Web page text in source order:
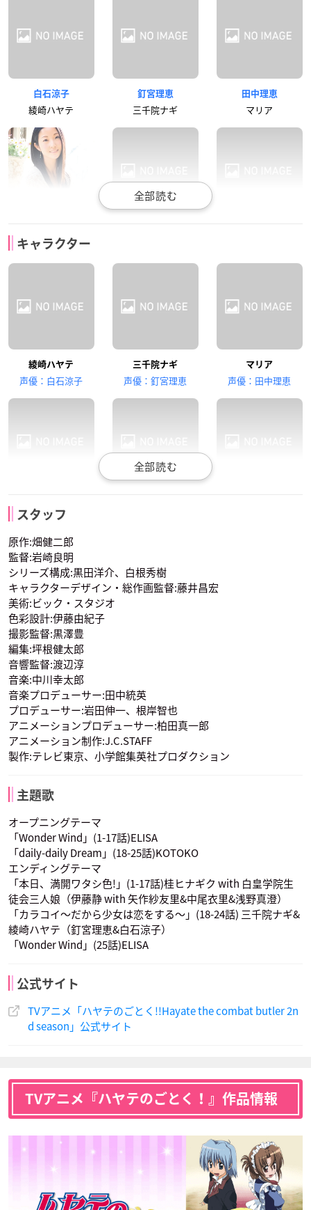
白石涼子
綾崎ハヤテ
釘宮理恵
三千院ナギ
田中理恵
マリア
桂ヒナギク
井上麻里奈
橘ワタル
中島沙樹
貴嶋サキ
矢作紗友里
瀬川泉
花菱美希
植田佳奈
愛沢咲夜
キャラクター
綾崎ハヤテ
声優：白石涼子
三千院ナギ
声優：釘宮理恵
マリア
声優：田中理恵
声優：伊藤静
橘ワタル
声優：井上麻里奈
声優：中尾衣里
愛沢咲夜
声優：植田佳奈
ソニア・シャフルナ
ーズ
声優：堀江由衣
スタッフ
原作:畑健二郎
監督:岩崎良明
シリーズ構成:黒田洋介、白根秀樹
キャラクターデザイン・総作画監督:藤井昌宏
美術:ビック・スタジオ
色彩設計:伊藤由紀子
撮影監督:黒澤豊
編集:坪根健太郎
音響監督:渡辺淳
音楽:中川幸太郎
音楽プロデューサー:田中統英
プロデューサー:岩田伸一、根岸智也
アニメーションプロデューサー:柏田真一郎
アニメーション制作:J.C.STAFF
製作:テレビ東京、小学館集英社プロダクション
主題歌
オープニングテーマ
「Wonder Wind」(1-17話)ELISA
「daily-daily Dream」(18-25話)KOTOKO
エンディングテーマ
「本日、満開ワタシ色!」(1-17話)桂ヒナギク with 白皇学院生
徒会三人娘（伊藤静 with 矢作紗友里&中尾衣里&浅野真澄）
「カラコイ〜だから少女は恋をする〜」(18-24話) 三千院ナギ&
綾崎ハヤテ（釘宮理恵&白石涼子）
「Wonder Wind」(25話)ELISA
公式サイト
TVアニメ「ハヤテのごとく!!Hayate the combat butler 2n
d season」公式サイト
TVアニメ『ハヤテのごとく！』作品情報